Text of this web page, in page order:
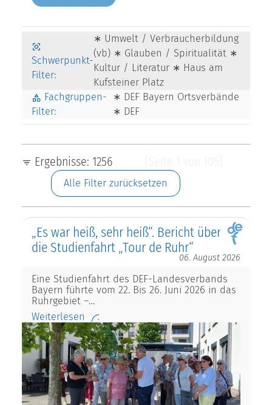
Schwerpunkt-
Filter:
∗ Umwelt / Verbraucherbildung
(vb) ∗ Glauben / Spiritualität ∗
Kultur / Literatur ∗ Haus am
Kufsteiner Platz
Fachgruppen-
Filter:
∗ DEF Bayern Ortsverbände
∗ DEF
Ergebnisse: 1256
Alle Filter zurücksetzen
„Es war heiß, sehr heiß“. Bericht über
die Studienfahrt „Tour de Ruhr“
06. August 2026
Eine Studienfahrt des DEF-Landesverbands
Bayern führte vom 22. Bis 26. Juni 2026 in das
Ruhrgebiet –…
Weiterlesen